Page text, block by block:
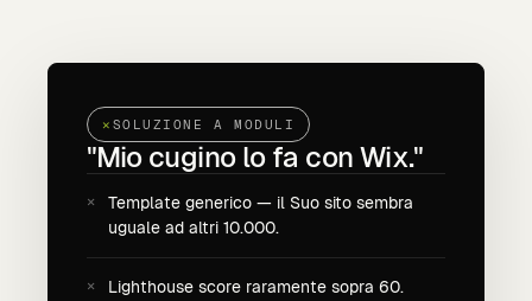
SOLUZIONE A MODULI
"Mio cugino lo fa con Wix."
Template generico — il Suo sito sembra
uguale ad altri 10.000.
Lighthouse score raramente sopra 60.